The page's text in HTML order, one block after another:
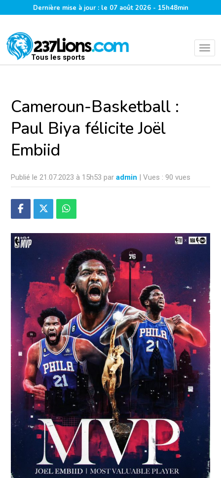
Dernière mise à jour : le 07 août 2026 - 15h48min
Tous les sports
Cameroun-Basketball :
Paul Biya félicite Joël
Embiid
Publié le 21.07.2023 à 15h53 par admin | Vues : 90 vues